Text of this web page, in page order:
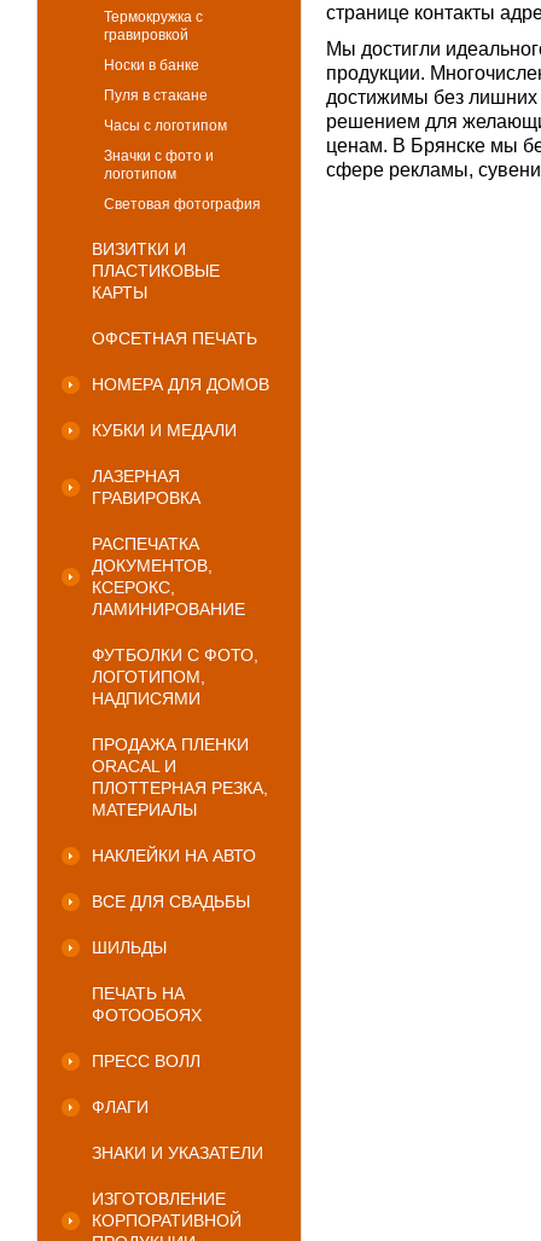
Термокружка с
гравировкой
Носки в банке
Пуля в стакане
Часы с логотипом
Значки с фото и
логотипом
Световая фотография
ВИЗИТКИ И
ПЛАСТИКОВЫЕ
КАРТЫ
ОФСЕТНАЯ ПЕЧАТЬ
НОМЕРА ДЛЯ ДОМОВ
КУБКИ И МЕДАЛИ
ЛАЗЕРНАЯ
ГРАВИРОВКА
РАСПЕЧАТКА
ДОКУМЕНТОВ,
КСЕРОКС,
ЛАМИНИРОВАНИЕ
ФУТБОЛКИ С ФОТО,
ЛОГОТИПОМ,
НАДПИСЯМИ
ПРОДАЖА ПЛЕНКИ
ORACAL И
ПЛОТТЕРНАЯ РЕЗКА,
МАТЕРИАЛЫ
НАКЛЕЙКИ НА АВТО
ВСЕ ДЛЯ СВАДЬБЫ
ШИЛЬДЫ
ПЕЧАТЬ НА
ФОТООБОЯХ
ПРЕСС ВОЛЛ
ФЛАГИ
ЗНАКИ И УКАЗАТЕЛИ
ИЗГОТОВЛЕНИЕ
КОРПОРАТИВНОЙ
странице контакты
Мы достигли
продукции.
достижимы без лишних
решением для
ценам. В Брянске мы
сфере рекламы,